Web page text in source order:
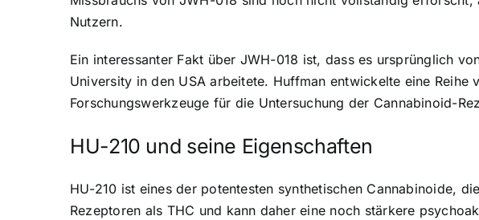
Nutzern.
Ein interessanter Fakt über JWH-018 ist, dass es ursprünglich
University in den USA arbeitete. Huffman entwickelte eine
Forschungswerkzeuge für die Untersuchung der Cannabinoid-
HU-210 und seine Eigenschaften
HU-210 ist eines der potentesten synthetischen Cannabinoide,
Rezeptoren als THC und kann daher eine noch stärkere